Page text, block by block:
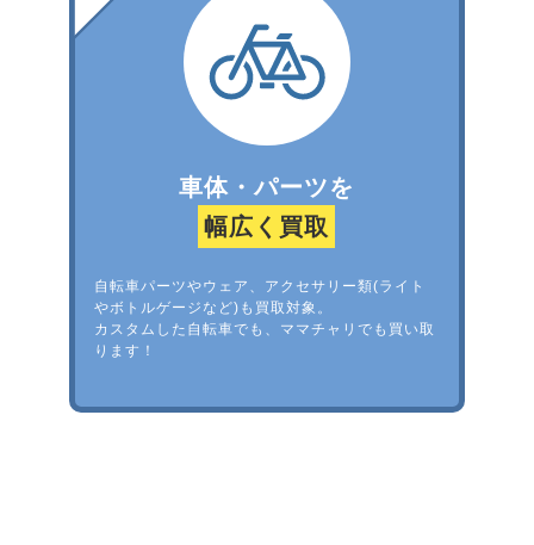
車体・パーツを
幅広く買取
自転車パーツやウェア、アクセサリー類(ライト
やボトルゲージなど)も買取対象。
カスタムした自転車でも、ママチャリでも買い取
ります！